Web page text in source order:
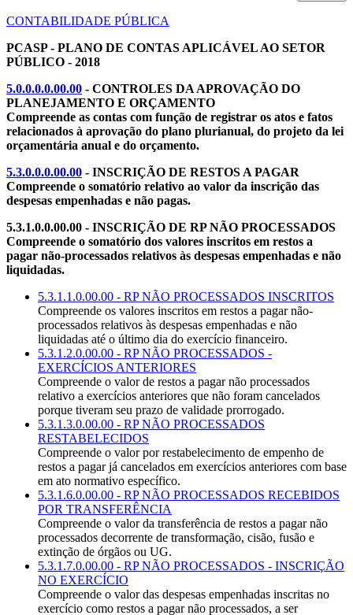
CONTABILIDADE PÚBLICA
PCASP - PLANO DE CONTAS APLICÁVEL AO SETOR
PÚBLICO - 2018
5.0.0.0.0.00.00 - CONTROLES DA APROVAÇÃO DO
PLANEJAMENTO E ORÇAMENTO
Compreende as contas com função de registrar os atos e fatos
relacionados à aprovação do plano plurianual, do projeto da lei
orçamentária anual e do orçamento.
5.3.0.0.0.00.00 - INSCRIÇÃO DE RESTOS A PAGAR
Compreende o somatório relativo ao valor da inscrição das
despesas empenhadas e não pagas.
5.3.1.0.0.00.00 - INSCRIÇÃO DE RP NÃO PROCESSADOS
Compreende o somatório dos valores inscritos em restos a
pagar não-processados relativos às despesas empenhadas e não
liquidadas.
5.3.1.1.0.00.00 - RP NÃO PROCESSADOS INSCRITOS
Compreende os valores inscritos em restos a pagar não-
processados relativos às despesas empenhadas e não
liquidadas até o último dia do exercício financeiro.
5.3.1.2.0.00.00 - RP NÃO PROCESSADOS -
EXERCÍCIOS ANTERIORES
Compreende o valor de restos a pagar não processados
relativo a exercícios anteriores que não foram cancelados
porque tiveram seu prazo de validade prorrogado.
5.3.1.3.0.00.00 - RP NÃO PROCESSADOS
RESTABELECIDOS
Compreende o valor por restabelecimento de empenho de
restos a pagar já cancelados em exercícios anteriores com base
em ato normativo específico.
5.3.1.6.0.00.00 - RP NÃO PROCESSADOS RECEBIDOS
POR TRANSFERÊNCIA
Compreende o valor da transferência de restos a pagar não
processados decorrente de transformação, cisão, fusão e
extinção de órgãos ou UG.
5.3.1.7.0.00.00 - RP NÃO PROCESSADOS - INSCRIÇÃO
NO EXERCÍCIO
Compreende o valor das despesas empenhadas inscritas no
exercício como restos a pagar não processados, a ser